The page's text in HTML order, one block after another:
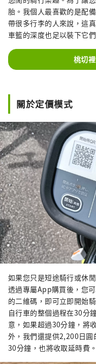
胎。我個人最喜歡的是配
帶很多行李的人來說，這
車籃的深度也足以裝下它
桃切
關於定價模式
如果您只是短途騎行或休
透過專屬App購買後，您
的二維碼，即可立即開始
自行車的整個過程在30分
意，如果超過30分鐘，將
外，我們還提供2,200日
30分鐘，也將收取延時費。